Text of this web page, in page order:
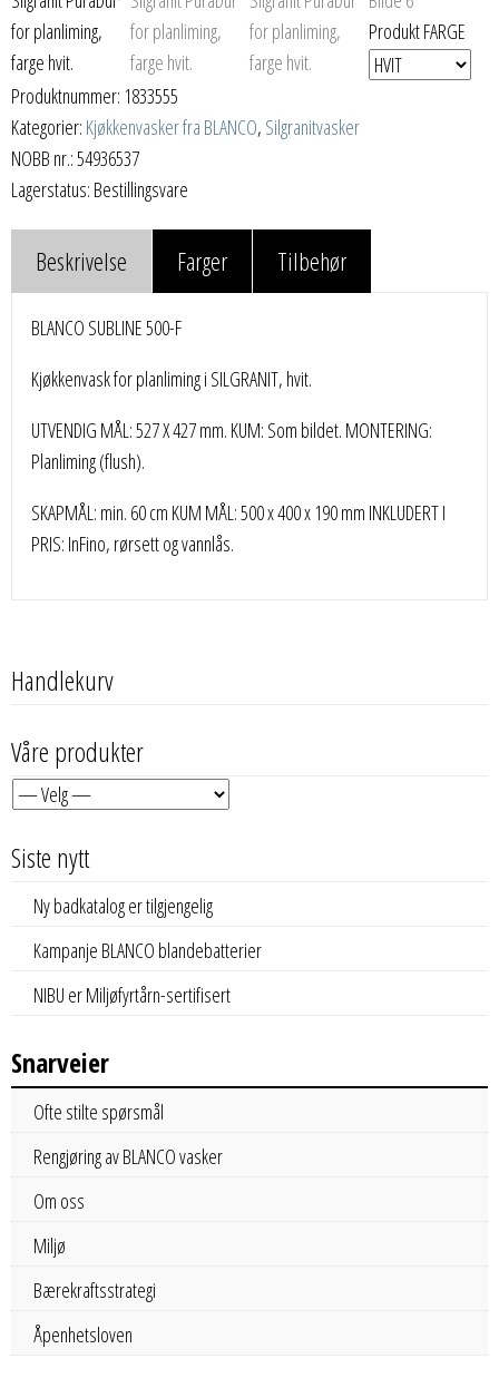
Produkt FARGE
Produktnummer: 1833555
Kategorier: Kjøkkenvasker fra BLANCO, Silgranitvasker
NOBB nr.: 54936537
Lagerstatus: Bestillingsvare
Beskrivelse Farger Tilbehør
BLANCO SUBLINE 500-F
Kjøkkenvask for planliming i SILGRANIT, hvit.
UTVENDIG MÅL: 527 X 427 mm. KUM: Som bildet. MONTERING:
Planliming (flush).
SKAPMÅL: min. 60 cm KUM MÅL: 500 x 400 x 190 mm INKLUDERT I
PRIS: InFino, rørsett og vannlås.
Handlekurv
Våre produkter
Siste nytt
Ny badkatalog er tilgjengelig
Kampanje BLANCO blandebatterier
NIBU er Miljøfyrtårn-sertifisert
Snarveier
Ofte stilte spørsmål
Rengjøring av BLANCO vasker
Om oss
Miljø
Bærekraftsstrategi
Åpenhetsloven